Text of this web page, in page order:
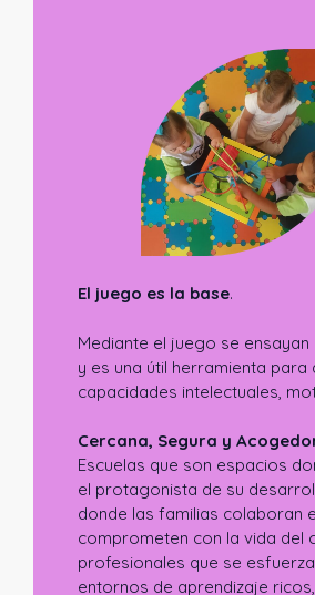
El juego es la base.
Mediante el juego se
y es una útil herramienta
capacidades intelectuales,
Cercana, Segura y
Escuelas que son espacios
el protagonista de su
donde las familias colaboran
comprometen con la vida del
profesionales que se
entornos de aprendizaje